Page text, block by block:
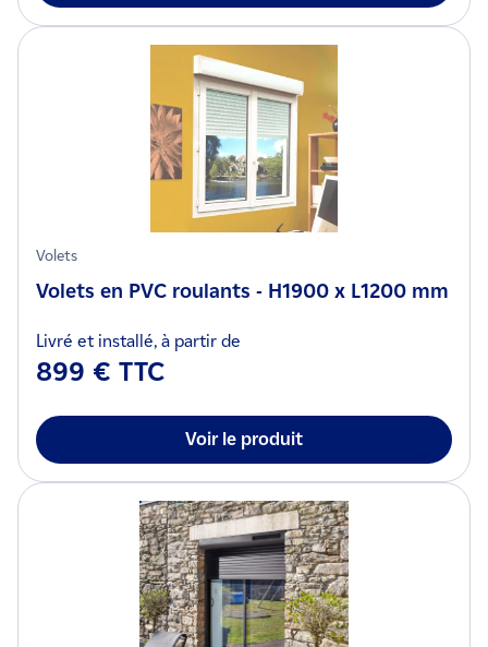
Volets
Volets en PVC roulants - H1900 x L1200 mm
Livré et installé, à partir de
899 € TTC
Voir le produit